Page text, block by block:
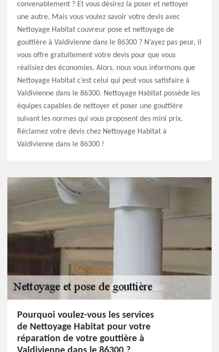
convenablement ? Et vous désirez la poser et nettoyer
une autre. Mais vous voulez savoir votre devis avec
Nettoyage Habitat couvreur pose et nettoyage de
gouttière à Valdivienne dans le 86300 ? N’ayez pas peur, il
vous offre gratuitement votre devis pour que vous
réalisiez des économies. Alors, nous vous informons que
Nettoyage Habitat c’est celui qui peut vous satisfaire à
Valdivienne dans le 86300. Nettoyage Habitat possède les
équipes capables de nettoyer et poser une gouttière
suivant les normes qui vous proposent des mini prix.
Réclamez votre devis chez Nettoyage Habitat à
Valdivienne dans le 86300 !
Pourquoi voulez-vous les services
de Nettoyage Habitat pour votre
réparation de votre gouttière à